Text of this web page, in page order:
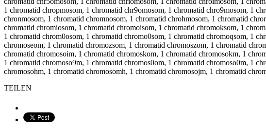
1 chromatid chropmosom, 1 chromatid chr9omosom, 1 chromatid chro9mosom, 1
chronmosom, 1 chromatid chromnosom, 1 chromatid chrohmosom, 1 chromatid
chromatid chromiosom, 1 chromatid chromoisom, 1 chromatid chromoksom, 1
1 chromatid chrom0osom, 1 chromatid chromo0som, 1 chromatid chromoqsom, 1
chromoseom, 1 chromatid chromozsom, 1 chromatid chromoszom, 1 chromatid
chromatid chromosoim, 1 chromatid chromoskom, 1 chromatid chromosokm, 1
1 chromatid chromoso9m, 1 chromatid chromos0om, 1 chromatid chromoso0m, 1
chromosohm, 1 chromatid chromosomh, 1 chromatid chromosojm, 1 chromatid
TEILEN